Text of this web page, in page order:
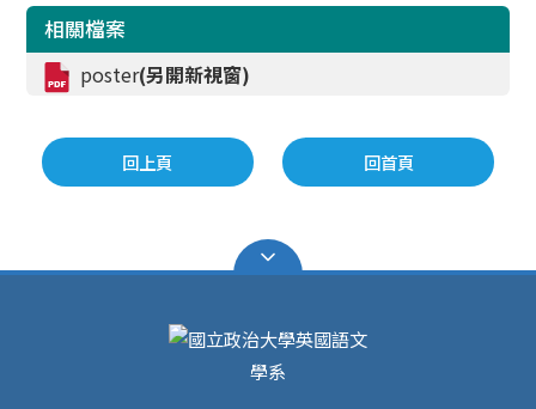
相關檔案
poster(另開新視窗)
回上頁 回首頁